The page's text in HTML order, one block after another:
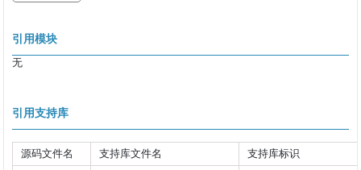
引用模块
无
引用支持库
源码文件名 支持库文件名 支持库标识